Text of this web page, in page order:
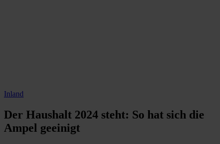
Inland
Der Haushalt 2024 steht: So hat sich die
Ampel geeinigt